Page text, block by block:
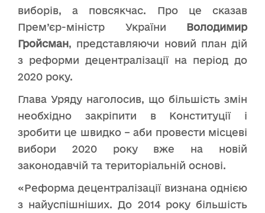
виборів, а повсякчас. Про це сказав
Прем’єр-міністр України Володимир
Гройсман, представляючи новий план дій
з реформи децентралізації на період до
2020 року.
Глава Уряду наголосив, що більшість змін
необхідно закріпити в Конституції і
зробити це швидко – аби провести місцеві
вибори 2020 року вже на новій
законодавчій та територіальній основі.
«Реформа децентралізації визнана однією
з найуспішніших. До 2014 року більшість